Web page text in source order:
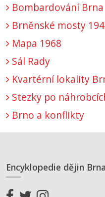
Bombardování Brna
Brněnské mosty
Mapa 1968
Sál Rady
Kvartérní lokality
Stezky po
Brno a konflikty
Encyklopedie dějin Brna